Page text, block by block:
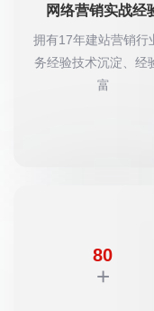
网络营销实战经
拥有17年建站营销行
务经验技术沉淀、经
富
80
+